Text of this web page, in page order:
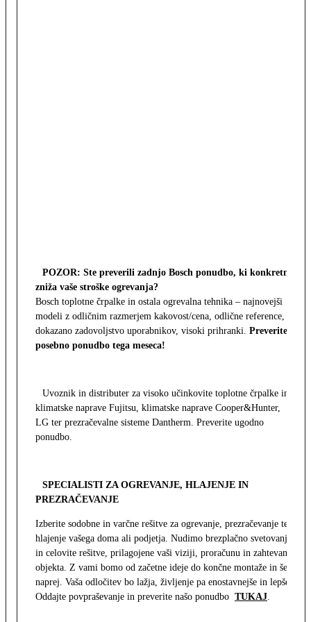
POZOR: Ste preverili zadnjo Bosch ponudbo, ki konkretno
zniža vaše stroške ogrevanja?
Bosch toplotne črpalke in ostala ogrevalna tehnika – najnovejši
modeli z odličnim razmerjem kakovost/cena, odlične reference,
dokazano zadovoljstvo uporabnikov, visoki prihranki. Preverite
posebno ponudbo tega meseca!
Uvoznik in distributer za visoko učinkovite toplotne črpalke in
klimatske naprave Fujitsu, klimatske naprave Cooper&Hunter,
LG ter prezračevalne sisteme Dantherm. Preverite ugodno
ponudbo.
SPECIALISTI ZA OGREVANJE, HLAJENJE IN
PREZRAČEVANJE
Izberite sodobne in varčne rešitve za ogrevanje, prezračevanje ter
hlajenje vašega doma ali podjetja. Nudimo brezplačno svetovanje
in celovite rešitve, prilagojene vaši viziji, proračunu in zahtevam
objekta. Z vami bomo od začetne ideje do končne montaže in še
naprej. Vaša odločitev bo lažja, življenje pa enostavnejše in lepše.
Oddajte povpraševanje in preverite našo ponudbo TUKAJ.